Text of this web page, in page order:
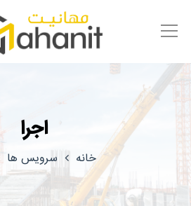
اجرا
خانه سرویس ها